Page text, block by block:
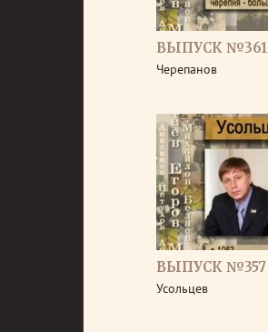
ВЫПУСК №361
Черепанов
ВЫПУСК №357
Усольцев